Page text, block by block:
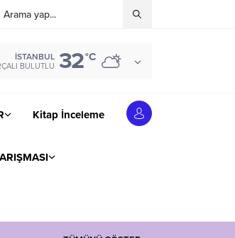
İSTANBUL
BULUTLU 32°C
Kitap İnceleme